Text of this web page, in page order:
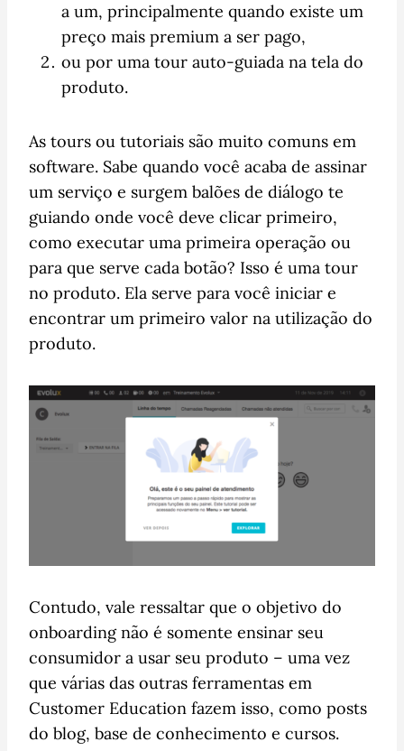
a um, principalmente quando existe um
preço mais premium a ser pago,
ou por uma tour auto-guiada na tela do
produto.
As tours ou tutoriais são muito comuns em
software. Sabe quando você acaba de assinar
um serviço e surgem balões de diálogo te
guiando onde você deve clicar primeiro,
como executar uma primeira operação ou
para que serve cada botão? Isso é uma tour
no produto. Ela serve para você iniciar e
encontrar um primeiro valor na utilização do
produto.
Contudo, vale ressaltar que o objetivo do
onboarding não é somente ensinar seu
consumidor a usar seu produto – uma vez
que várias das outras ferramentas em
Customer Education fazem isso, como posts
do blog, base de conhecimento e cursos.